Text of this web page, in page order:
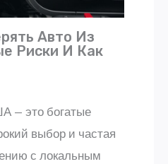
Авто Из
Риски И Как
— это богатые
выбор и частая
с локальным